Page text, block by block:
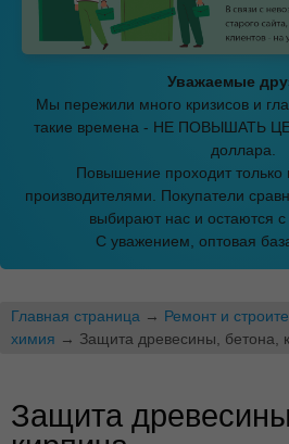
Уважаемые
Мы пережили много кризисов и
такие времена - НЕ ПОВЫШАТЬ
доллара.
Повышение проходит
производителями. Покупатели
выбирают нас и остаются с
С уважением, оптовая
Главная страница → Ремонт и
химия → Защита древесины, бетона,
Защита